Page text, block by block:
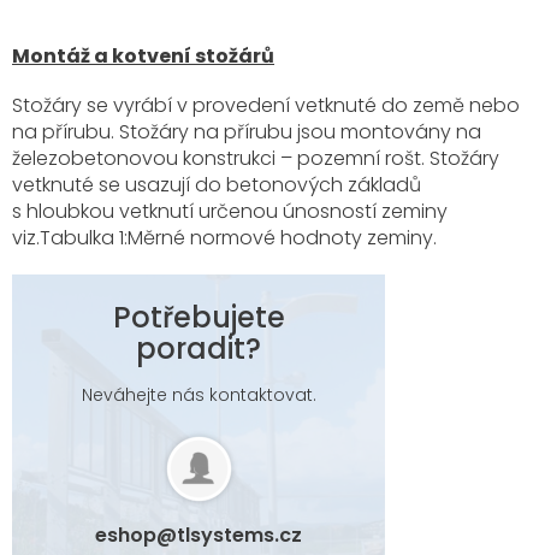
Montáž a kotvení stožárů
Stožáry se vyrábí v provedení vetknuté do země nebo
na přírubu. Stožáry na přírubu jsou montovány na
železobetonovou konstrukci – pozemní rošt. Stožáry
vetknuté se usazují do betonových základů
s hloubkou vetknutí určenou únosností zeminy
viz.Tabulka 1:Měrné normové hodnoty zeminy.
Potřebujete
poradit?
Neváhejte nás kontaktovat.
eshop@tlsystems.cz